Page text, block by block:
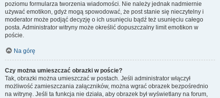
poziomu formularza tworzenia wiadomości. Nie należy jednak nadmiernie
używać emotikon, gdyż mogą spowodować, że post stanie się nieczytelny i
moderator może podjąć decyzję o ich usunięciu bądź też usunięciu całego
posta. Administrator witryny może określić dopuszczalny limit emotikon w
poście.
Na górę
Czy można umieszczać obrazki w poście?
Tak, obrazki można umieszczać w postach. Jeśli administrator włączył
możliwość zamieszczania załączników, można wgrać obrazek bezpośrednio
na witrynę. Jeśli ta funkcja nie działa, aby obrazek był wyświetlany na forum,